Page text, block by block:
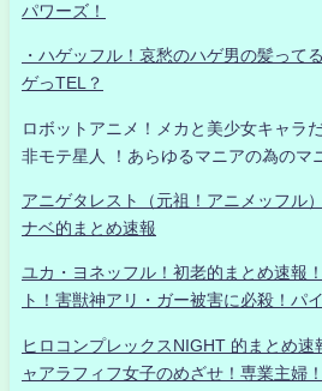
パワーズ！
・ハゲッフル！哀愁のハゲ男の髪って
ゲっTEL？
ロボットアニメ！メカと美少女キャラ
非モテ星人 ！あらゆるマニアの為のマ
アニゲタレスト（元祖！アニメッフル
ナベ的まとめ速報
ユカ・ヨネッフル！初老的まとめ速報
ト！害獣神アリ・ガー被害に必殺！パ
ヒロコンプレックスNIGHT 的まとめ速
ャアラフィフ女子のめざせ！専業主婦